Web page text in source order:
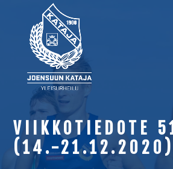
VIIKKOTIEDOTE
(14.-21.12.2020)